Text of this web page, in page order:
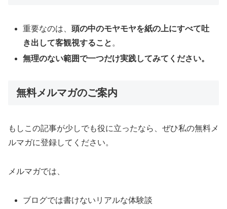
重要なのは、頭の中のモヤモヤを紙の上にすべて吐
き出して客観視すること 。
無理のない範囲で一つだけ実践してみてください。
無料メルマガのご案内
もしこの記事が少しでも役に立ったなら、ぜひ私の無料メ
ルマガに登録してください。
メルマガでは、
ブログでは書けないリアルな体験談